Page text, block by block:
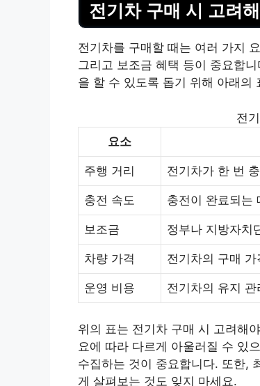
전기차 구매 시 고려
전기차를 구매할 때는 여러 가지
그리고 보조금 혜택 등이 중요합
을 할 수 있도록 돕기 위해 아래의
전
요소
주행 거리 전기차가 한 번
충전 속도 충전이 완료되는
보조금 정부나 지방자치
차량 가격 전기차의 구매 가
운영 비용 전기차의 유지
위의 표는 전기차 구매 시 고려해
요에 따라 다르게 아울러질 수 있
수집하는 것이 중요합니다. 또한,
게 살펴보는 것도 잊지 마세요.